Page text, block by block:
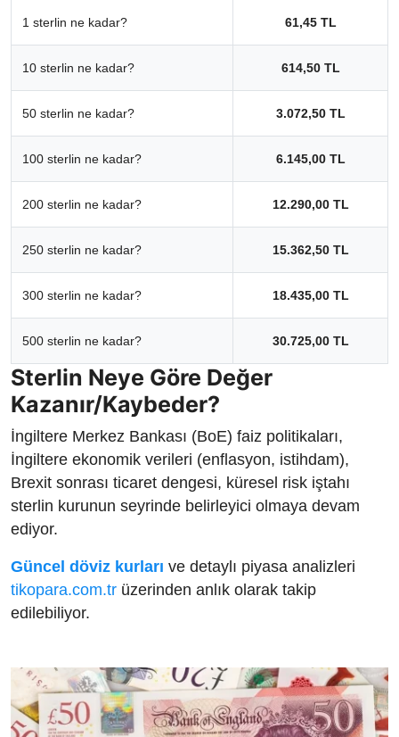
1 sterlin ne kadar? 61,45 TL
10 sterlin ne kadar? 614,50 TL
50 sterlin ne kadar? 3.072,50 TL
100 sterlin ne kadar? 6.145,00 TL
200 sterlin ne kadar? 12.290,00 TL
250 sterlin ne kadar? 15.362,50 TL
300 sterlin ne kadar? 18.435,00 TL
500 sterlin ne kadar? 30.725,00 TL
Sterlin Neye Göre Değer
Kazanır/Kaybeder?
İngiltere Merkez Bankası (BoE) faiz politikaları,
İngiltere ekonomik verileri (enflasyon, istihdam),
Brexit sonrası ticaret dengesi, küresel risk iştahı
sterlin kurunun seyrinde belirleyici olmaya devam
ediyor.
Güncel döviz kurları ve detaylı piyasa analizleri
tikopara.com.tr üzerinden anlık olarak takip
edilebiliyor.